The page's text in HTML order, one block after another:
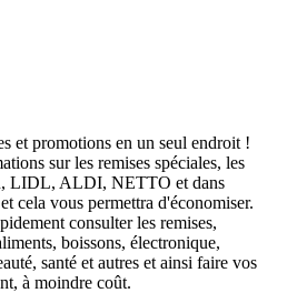
et promotions en un seul endroit !
sur les remises spéciales, les
LIDL, ALDI, NETTO et dans
cela vous permettra d'économiser.
consulter les remises,
boissons, électronique,
santé et autres et ainsi faire vos
à moindre coût.